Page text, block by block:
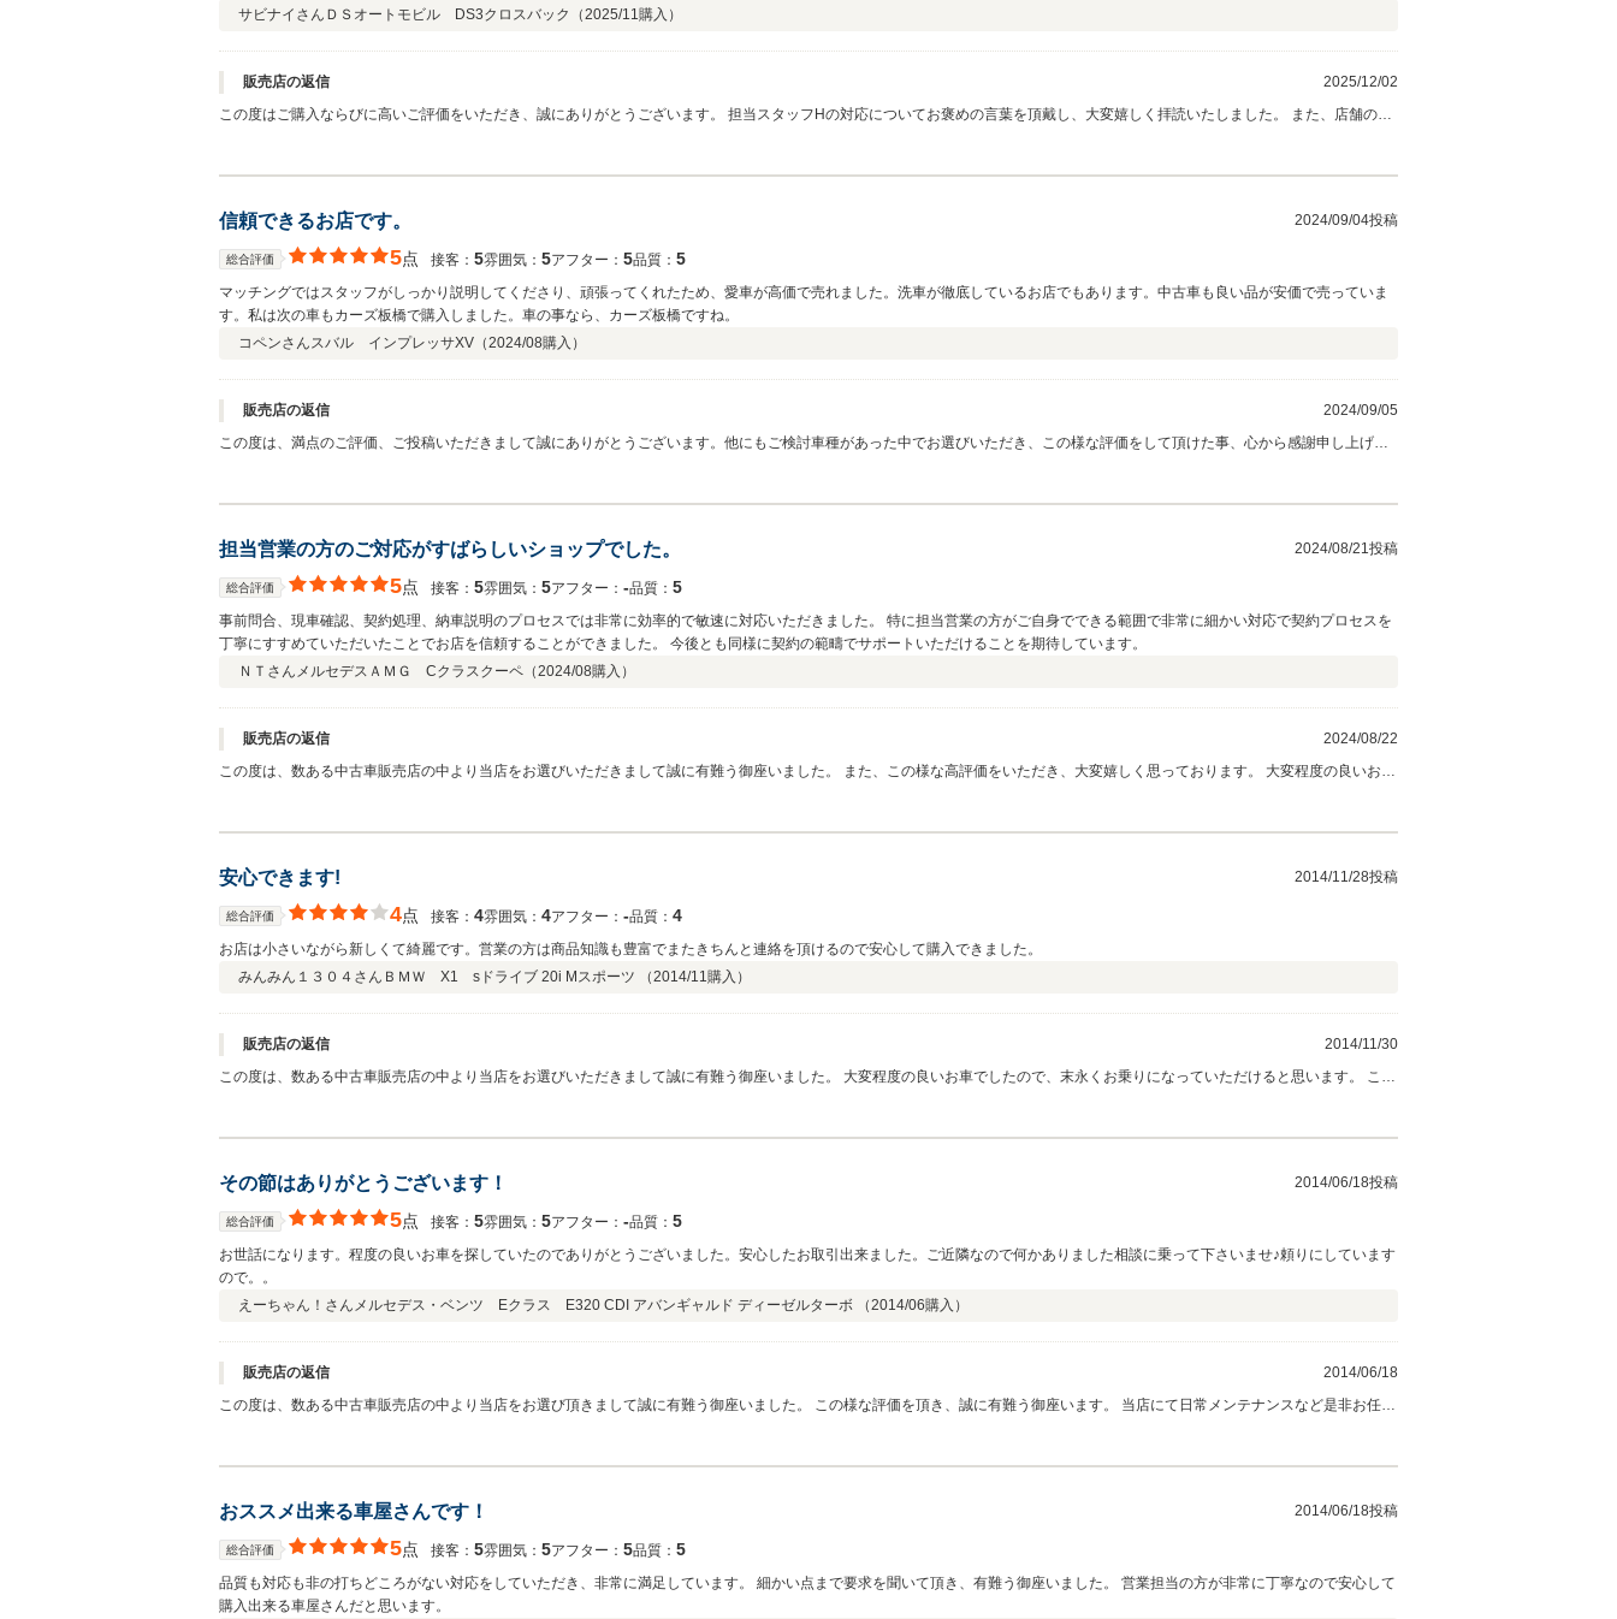
でした。
サビナイさん ＤＳオートモビル DS3クロスバック（2025/11購入）
販売店の返信
2025/12/02
この度はご購入ならびに高いご評価をいただき、誠にありがとうございます。 担当スタッフHの対応についてお褒めの言葉を頂戴し、大変嬉しく拝読いたしました。 また、店舗の立
信頼できるお店です。 2024/09/04投稿
総合評価 5点 接客： 5雰囲気： 5アフター： 5品質： 5
マッチングではスタッフがしっかり説明してくださり、頑張ってくれたため、愛車が高価で売れました。洗車が徹底しているお店でもあります。中古車も良い品が安価で売っていま
す。私は次の車もカーズ板橋で購入しました。車の事なら、カーズ板橋ですね。
コペンさんスバル インプレッサXV（2024/08購入）
販売店の返信
2024/09/05
この度は、満点のご評価、ご投稿いただきまして誠にありがとうございます。他にもご検討車種があった中でお選びいただき、この様な評価をして頂けた事、心から感謝申し上げま
担当営業の方のご対応がすばらしいショップでした。 2024/08/21投稿
総合評価 5点 接客： 5雰囲気： 5アフター： ‐品質： 5
事前問合、現車確認、契約処理、納車説明のプロセスでは非常に効率的で敏速に対応いただきました。 特に担当営業の方がご自身でできる範囲で非常に細かい対応で契約プロセスを
丁寧にすすめていただいたことでお店を信頼することができました。 今後とも同様に契約の範疇でサポートいただけることを期待しています。
ＮＴさん メルセデスＡＭＧ Cクラスクーペ（2024/08購入）
販売店の返信
2024/08/22
この度は、数ある中古車販売店の中より当店をお選びいただきまして誠に有難う御座いました。 また、この様な高評価をいただき、大変嬉しく思っております。 大変程度の良いお車
安心できます! 2014/11/28投稿
総合評価 4点 接客： 4雰囲気： 4アフター： ‐品質： 4
お店は小さいながら新しくて綺麗です。営業の方は商品知識も豊富でまたきちんと連絡を頂けるので安心して購入できました。
みんみん１３０４さん ＢＭＷ X1 sドライブ 20i Mスポーツ （2014/11購入）
販売店の返信
2014/11/30
この度は、数ある中古車販売店の中より当店をお選びいただきまして誠に有難う御座いました。 大変程度の良いお車でしたので、末永くお乗りになっていただけると思います。 この
その節はありがとうございます！ 2014/06/18投稿
総合評価 5点 接客： 5雰囲気： 5アフター： ‐品質： 5
お世話になります。程度の良いお車を探していたのでありがとうございました。安心したお取引出来ました。ご近隣なので何かありました相談に乗って下さいませ♪頼りにしています
ので。。
えーちゃん！さん メルセデス・ベンツ Eクラス E320 CDI アバンギャルド ディーゼルターボ （2014/06購入）
販売店の返信
2014/06/18
この度は、数ある中古車販売店の中より当店をお選び頂きまして誠に有難う御座いました。 この様な評価を頂き、誠に有難う御座います。 当店にて日常メンテナンスなど是非お任せ
おススメ出来る車屋さんです！ 2014/06/18投稿
総合評価 5点 接客： 5雰囲気： 5アフター： 5品質： 5
品質も対応も非の打ちどころがない対応をしていただき、非常に満足しています。 細かい点まで要求を聞いて頂き、有難う御座いました。 営業担当の方が非常に丁寧なので安心して
購入出来る車屋さんだと思います。